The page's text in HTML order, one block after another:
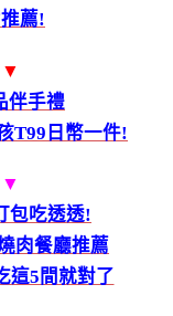
薦!
伴手禮
T99日幣一件!
包吃透透!
肉餐廳推薦
這5間就對了